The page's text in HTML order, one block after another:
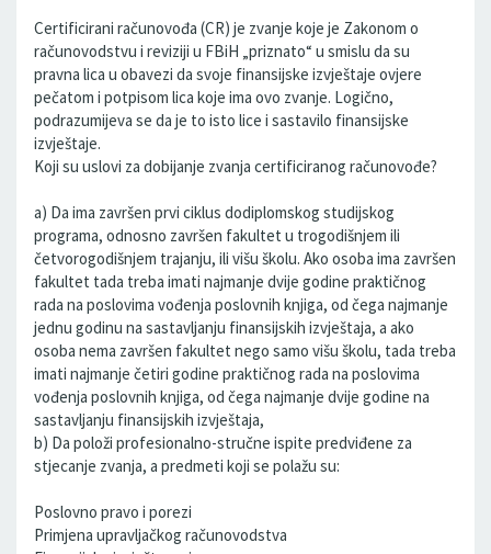
Certificirani računovođa (CR) je zvanje koje je Zakonom o
računovodstvu i reviziji u FBiH „priznato“ u smislu da su
pravna lica u obavezi da svoje finansijske izvještaje ovjere
pečatom i potpisom lica koje ima ovo zvanje. Logično,
podrazumijeva se da je to isto lice i sastavilo finansijske
izvještaje.
Koji su uslovi za dobijanje zvanja certificiranog računovođe?
a) Da ima završen prvi ciklus dodiplomskog studijskog
programa, odnosno završen fakultet u trogodišnjem ili
četvorogodišnjem trajanju, ili višu školu. Ako osoba ima završen
fakultet tada treba imati najmanje dvije godine praktičnog
rada na poslovima vođenja poslovnih knjiga, od čega najmanje
jednu godinu na sastavljanju finansijskih izvještaja, a ako
osoba nema završen fakultet nego samo višu školu, tada treba
imati najmanje četiri godine praktičnog rada na poslovima
vođenja poslovnih knjiga, od čega najmanje dvije godine na
sastavljanju finansijskih izvještaja,
b) Da položi profesionalno-stručne ispite predviđene za
stjecanje zvanja, a predmeti koji se polažu su:
Poslovno pravo i porezi
Primjena upravljačkog računovodstva